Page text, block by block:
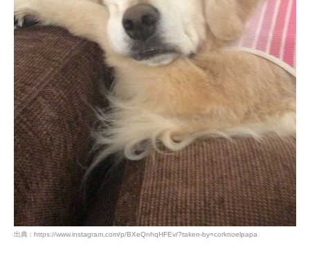
出典 : https://www.instagram.com/p/BXeQnhqHFEv/?taken-by=corknoelpapa